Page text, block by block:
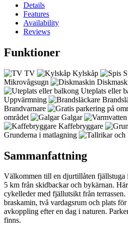
Details
Features
Availability
Reviews
Funktioner
TV Kylskåp
Mikrovågsugn
Uteplats eller
Uppvärmning
Brandvarnare
området
Galgar
Kaffebryggare
Grunderna i matlagning
Sammanfattning
Välkommen till en djurtillåten fjällstuga
5 km från skidbackar och bykärnan.
cykelleder med fjällutsikt från terrassen.
braskamin, två vardagsrum och plats
avkoppling efter en dag i naturen.
finns.